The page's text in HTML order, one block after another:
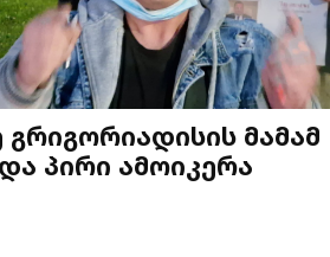
მამამ
პირი ამოიკერა